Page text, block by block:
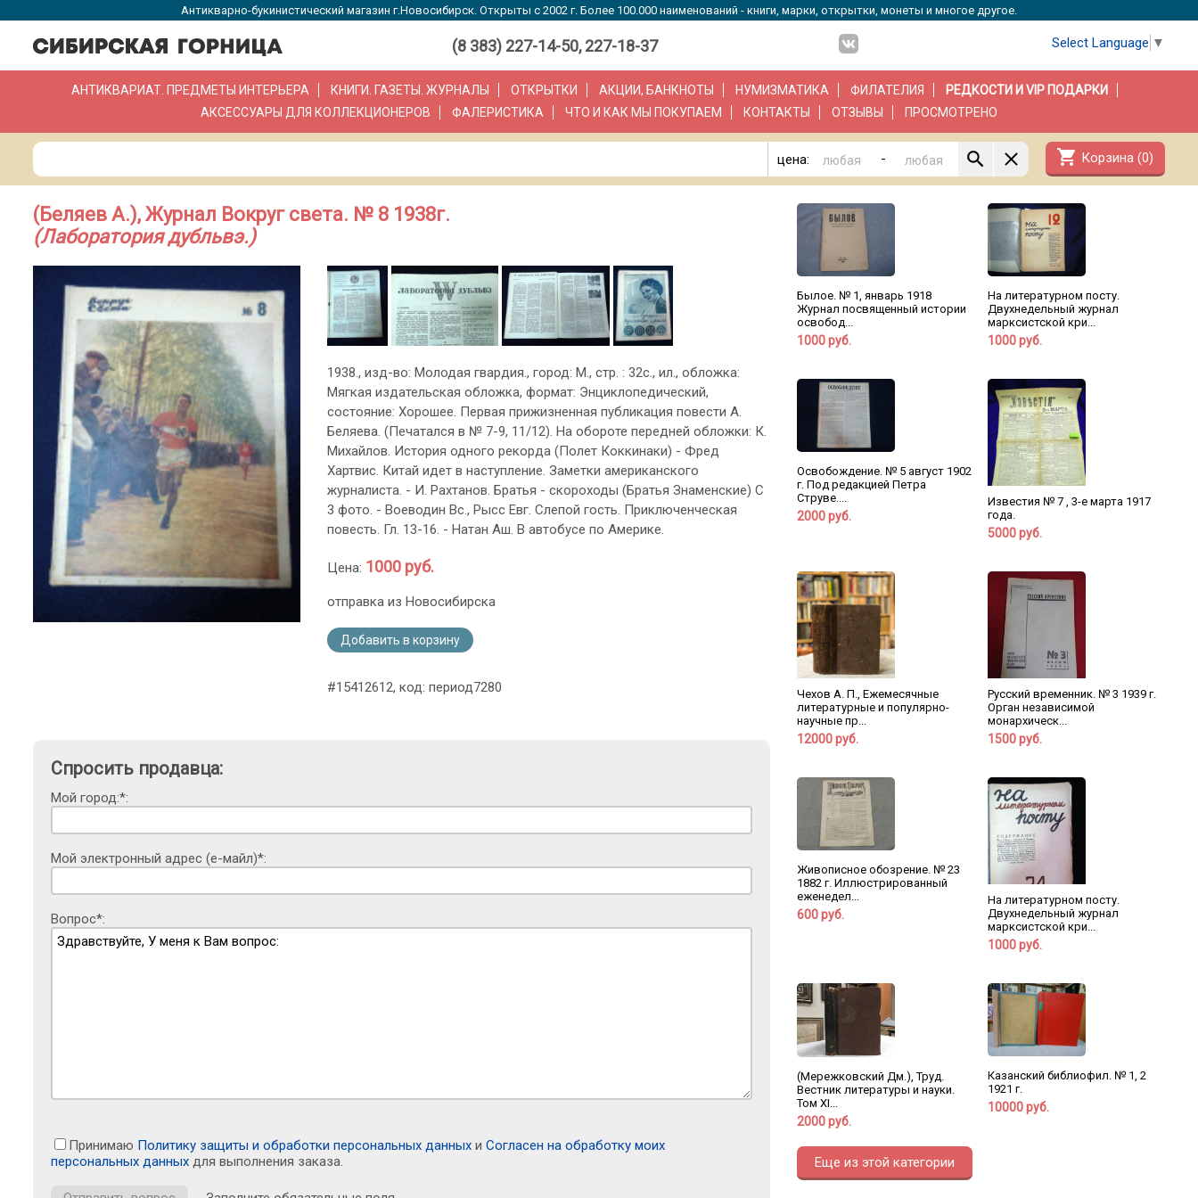
Антикварно-букинистический магазин г.Новосибирск. Открыты с 2002 г. Более 100.000 наименований - книги, марки, открытки, монеты и многое другое.
(8 383) 227-14-50, 227-18-37 Select Language ▼
АНТИКВАРИАТ. ПРЕДМЕТЫ ИНТЕРЬЕРА КНИГИ. ГАЗЕТЫ. ЖУРНАЛЫ ОТКРЫТКИ АКЦИИ, БАНКНОТЫ НУМИЗМАТИКА ФИЛАТЕЛИЯ
РЕДКОСТИ И VIP ПОДАРКИ
АКСЕССУАРЫ ДЛЯ КОЛЛЕКЦИОНЕРОВ
ФАЛЕРИСТИКА ЧТО И КАК МЫ ПОКУПАЕМ КОНТАКТЫ ОТЗЫВЫ ПРОСМОТРЕНО
цена: - shopping_cart Корзина (0)
(Беляев А.), Журнал Вокруг света. № 8 1938г.
(Лаборатория дубльвэ.)
1938., изд-во: Молодая гвардия., город: М., стр. : 32с., ил., обложка:
Мягкая издательская обложка, формат: Энциклопедический,
состояние: Хорошее. Первая прижизненная публикация повести А.
Беляева. (Печатался в № 7-9, 11/12). На обороте передней обложки: К.
Михайлов. История одного рекорда (Полет Коккинаки) - Фред
Хартвис. Китай идет в наступление. Заметки американского
журналиста. - И. Рахтанов. Братья - скороходы (Братья Знаменские) С
3 фото. - Воеводин Вс., Рысс Евг. Слепой гость. Приключенческая
повесть. Гл. 13-16. - Натан Аш. В автобусе по Америке.
Цена: 1000 руб.
отправка из Новосибирска
Добавить в корзину
#15412612, код: период7280
Спросить продавца:
Мой город:*:
Мой электронный адрес (е-майл)*:
Вопрос*:
Принимаю Политику защиты и обработки персональных данных и Согласен на обработку моих
персональных данных для выполнения заказа.
Былое. № 1, январь 1918
Журнал посвященный истории
освобод...
1000 руб.
На литературном посту.
Двухнедельный журнал
марксистской кри...
1000 руб.
Освобождение. № 5 август 1902
г. Под редакцией Петра
Струве....
2000 руб.
Известия № 7 , 3-е марта 1917
года.
5000 руб.
Чехов А. П., Ежемесячные
литературные и популярно-
научные пр...
12000 руб.
Русский временник. № 3 1939 г.
Орган независимой
монархическ...
1500 руб.
Живописное обозрение. № 23
1882 г. Иллюстрированный
еженедел...
600 руб.
На литературном посту.
Двухнедельный журнал
марксистской кри...
1000 руб.
(Мережковский Дм.), Труд.
Вестник литературы и науки.
Том XI...
2000 руб.
Казанский библиофил. № 1, 2
1921 г.
10000 руб.
Еще из этой категории